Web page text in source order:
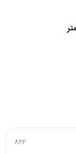
822